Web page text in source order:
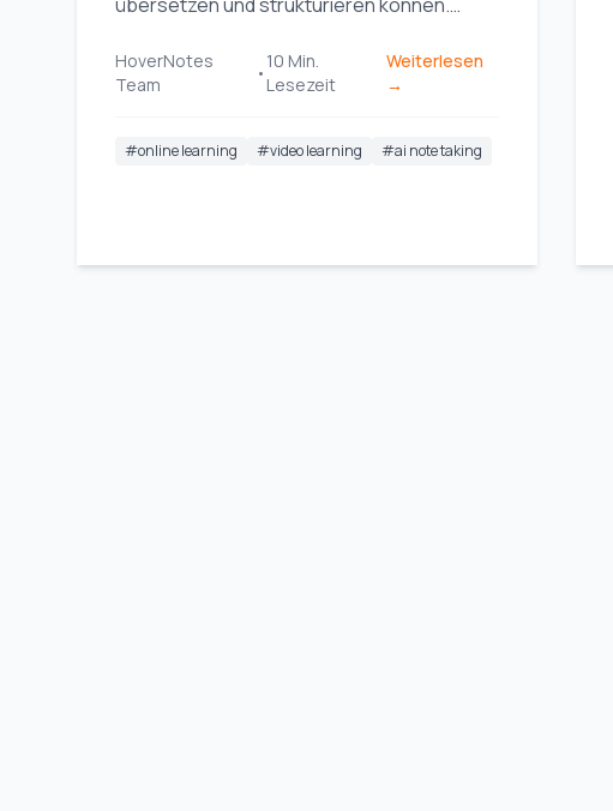
aktives Lernen.
HoverNotes
Team
•
10 Min.
Lesezeit
Weiterlesen
→
#online learning #video learning #ai note taking